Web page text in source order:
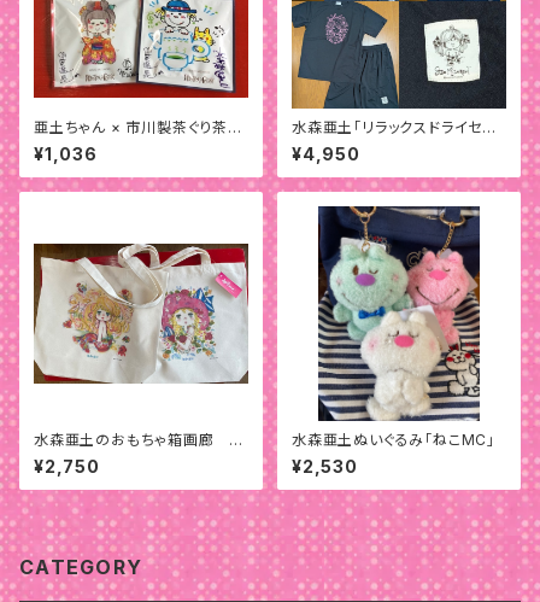
亜土ちゃん × 市川製茶ぐり茶テ
ィーバッグ（2個入) 8 袋セット
¥1,036
水森亜土「リラックスドライセット
アップ」
¥4,950
水森亜土のおもちゃ箱画廊 BI
Gトートバッグ
¥2,750
水森亜土ぬいぐるみ「ねこMC」
¥2,530
CATEGORY